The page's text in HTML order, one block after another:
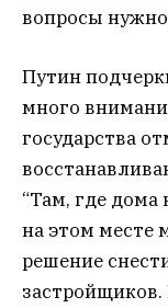
вопросы нужно
Путин
много
государства
“Там, где
на этом месте
решение